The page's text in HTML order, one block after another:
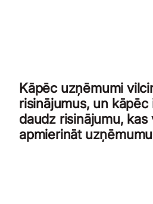
Kāpēc uzņēmumi
risinājumus, un kāpēc
daudz risinājumu,
apmierināt